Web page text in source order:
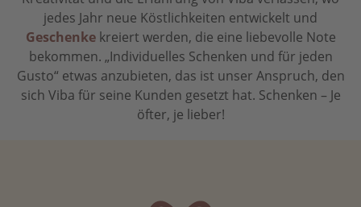
jedes Jahr neue Köstlichkeiten entwickelt und
Geschenkekreiert werden, die eine liebevolle Note
bekommen. „Individuelles Schenken und für jeden
Gusto“ etwas anzubieten, das ist unser Anspruch, den
sich Viba für seine Kunden gesetzt hat. Schenken – Je
öfter, je lieber!